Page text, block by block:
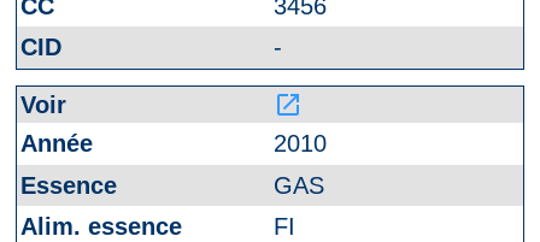
3456
-
launch
2010
GAS
FI